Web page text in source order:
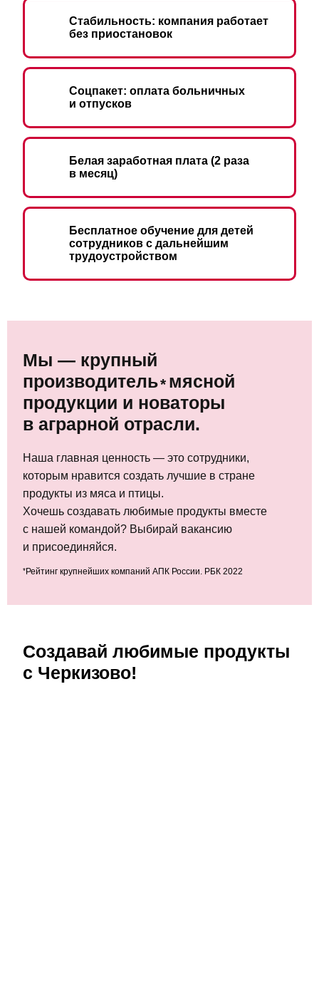
Стабильность: компания работает
без приостановок
Соцпакет: оплата больничных
и отпусков
Белая заработная плата (2 раза
в месяц)
Бесплатное обучение для детей
сотрудников с дальнейшим
трудоустройством
Мы — крупный
производитель*мясной
продукции и новаторы
в аграрной отрасли.
Наша главная ценность — это сотрудники,
которым нравится создать лучшие в стране
продукты из мяса и птицы.
Хочешь создавать любимые продукты вместе
с нашей командой? Выбирай вакансию
и присоединяйся.
*Рейтинг крупнейших компаний АПК России. РБК 2022
Создавай любимые продукты
с Черкизово!